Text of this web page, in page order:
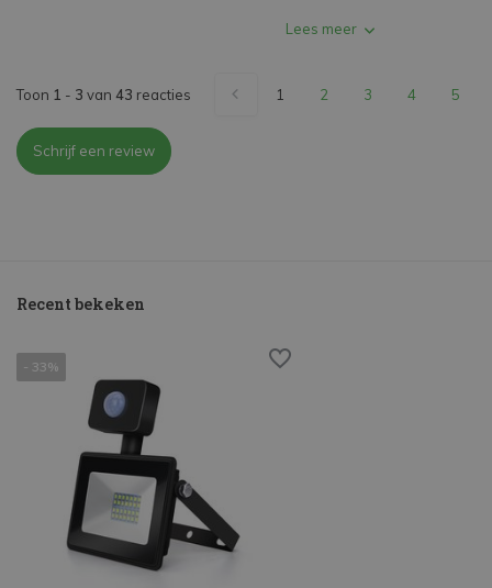
Lees meer
Toon 1 - 3 van 43 reacties 1 2 3 4 5
Schrijf een review
Recent bekeken
- 33%